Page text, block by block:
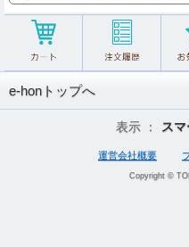
e-honトップへ
表示 ： ス
運営会社概要
Copyright ©